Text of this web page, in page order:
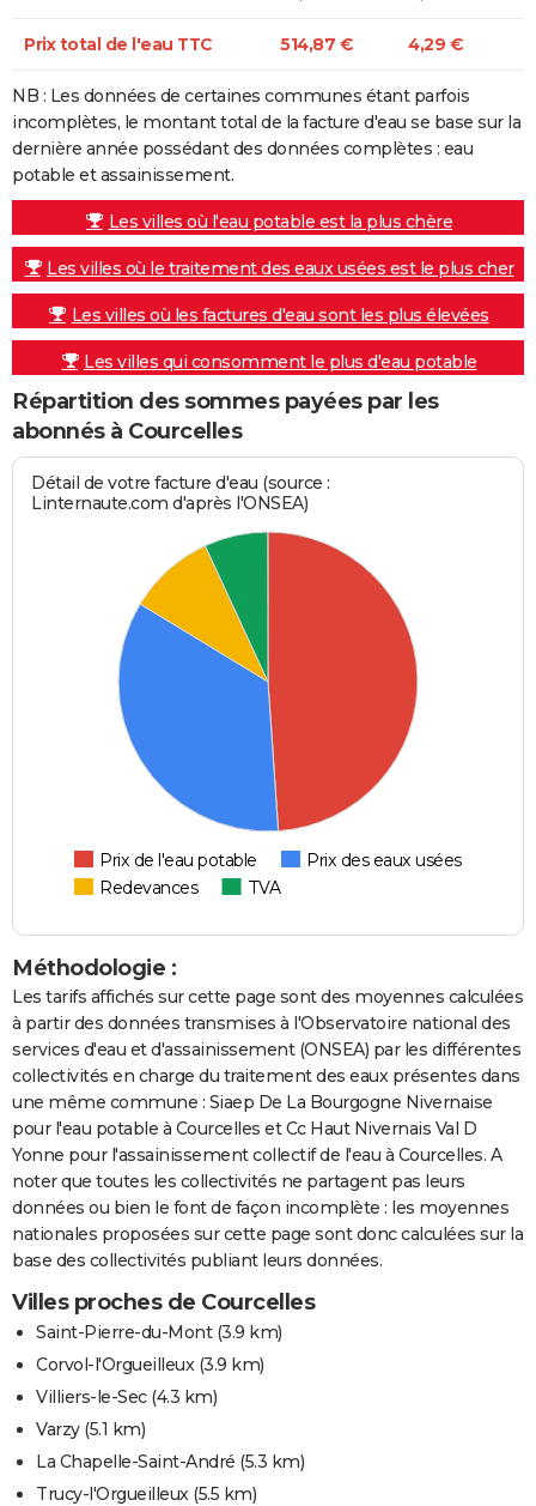
Prix total de l'eau TTC 514,87 € 4,29 €
NB : Les données de certaines communes étant parfois
incomplètes, le montant total de la facture d'eau se base sur la
dernière année possédant des données complètes : eau
potable et assainissement.
Les villes où l'eau potable est la plus chère
Les villes où le traitement des eaux usées est le plus cher
Les villes où les factures d'eau sont les plus élevées
Les villes qui consomment le plus d'eau potable
Répartition des sommes payées par les
abonnés à Courcelles
Détail de votre facture d'eau (source :
Linternaute.com d'après l'ONSEA)
Prix de l'eau potable
Prix des eaux usées
Redevances
TVA
Méthodologie :
Les tarifs affichés sur cette page sont des moyennes calculées
à partir des données transmises à l'Observatoire national des
services d'eau et d'assainissement (ONSEA) par les différentes
collectivités en charge du traitement des eaux présentes dans
une même commune : Siaep De La Bourgogne Nivernaise
pour l'eau potable à Courcelles et Cc Haut Nivernais Val D
Yonne pour l'assainissement collectif de l'eau à Courcelles. A
noter que toutes les collectivités ne partagent pas leurs
données ou bien le font de façon incomplète : les moyennes
nationales proposées sur cette page sont donc calculées sur la
base des collectivités publiant leurs données.
Villes proches de Courcelles
Saint-Pierre-du-Mont(3.9 km)
Corvol-l'Orgueilleux(3.9 km)
Villiers-le-Sec(4.3 km)
Varzy(5.1 km)
La Chapelle-Saint-André (5.3 km)
Trucy-l'Orgueilleux(5.5 km)